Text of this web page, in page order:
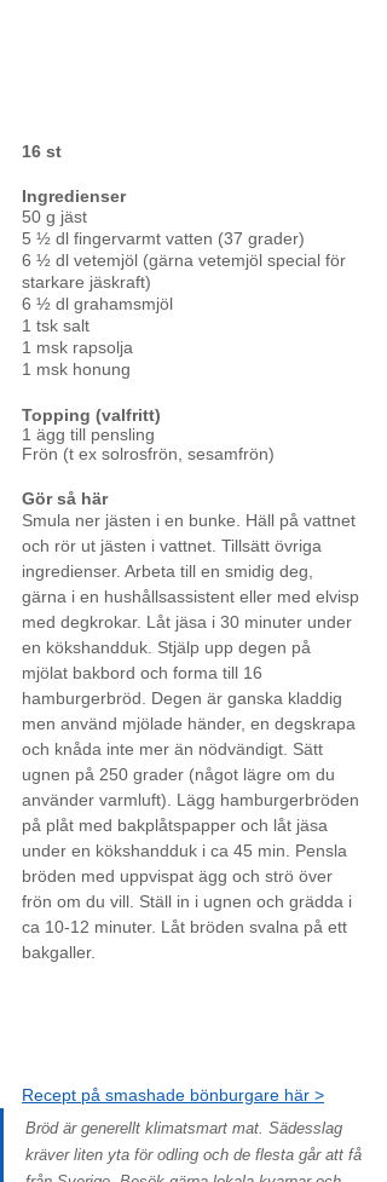
16 st
Ingredienser
50 g jäst
5 ½ dl fingervarmt vatten (37 grader)
6 ½ dl vetemjöl (gärna vetemjöl special för
starkare jäskraft)
6 ½ dl grahamsmjöl
1 tsk salt
1 msk rapsolja
1 msk honung
Topping (valfritt)
1 ägg till pensling
Frön (t ex solrosfrön, sesamfrön)
Gör så här
Smula ner jästen i en bunke. Häll på vattnet
och rör ut jästen i vattnet. Tillsätt övriga
ingredienser. Arbeta till en smidig deg,
gärna i en hushållsassistent eller med elvisp
med degkrokar. Låt jäsa i 30 minuter under
en kökshandduk. Stjälp upp degen på
mjölat bakbord och forma till 16
hamburgerbröd. Degen är ganska kladdig
men använd mjölade händer, en degskrapa
och knåda inte mer än nödvändigt. Sätt
ugnen på 250 grader (något lägre om du
använder varmluft). Lägg hamburgerbröden
på plåt med bakplåtspapper och låt jäsa
under en kökshandduk i ca 45 min. Pensla
bröden med uppvispat ägg och strö över
frön om du vill. Ställ in i ugnen och grädda i
ca 10-12 minuter. Låt bröden svalna på ett
bakgaller.
Recept på smashade bönburgare här >
Bröd är generellt klimatsmart mat. Sädesslag
kräver liten yta för odling och de flesta går att få